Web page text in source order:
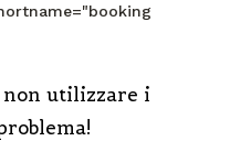
non utilizzare i